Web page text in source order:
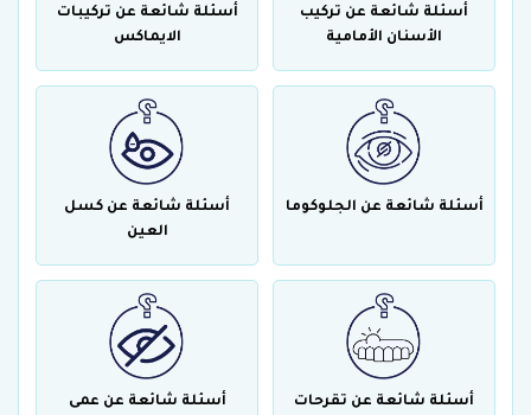
أسئلة شائعة عن تركيب
الأسنان الأمامية
أسئلة شائعة عن تركيبات
الايماكس
أسئلة شائعة عن الجلوكوما
أسئلة شائعة عن كسل
العين
أسئلة شائعة عن تقرحات
أسئلة شائعة عن عمى